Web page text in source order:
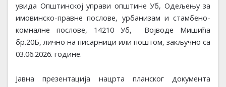
увида Општинској управи општине Уб, Одељењу за
имовинско-правне послове, урбанизам и стамбено-
комналне послове, 14210 Уб, Војводе Мишића
бр.20Б, лично на писарници или поштом, закључно са
03.06.2026. године.
Јавна презентација нацрта планског документа